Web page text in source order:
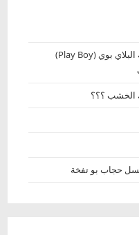
مواقع التعارف أو مجلة البلاي بوي (Play Boy)
؟؟؟
حجاب بو تفخة